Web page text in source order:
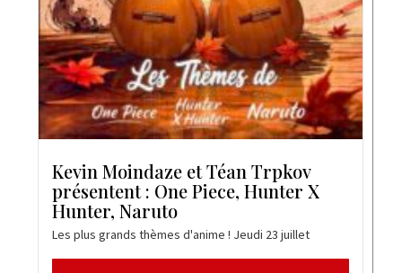
Kevin Moindaze et Téan Trpkov
présentent : One Piece, Hunter X
Hunter, Naruto
Les plus grands thèmes d'anime ! Jeudi 23 juillet